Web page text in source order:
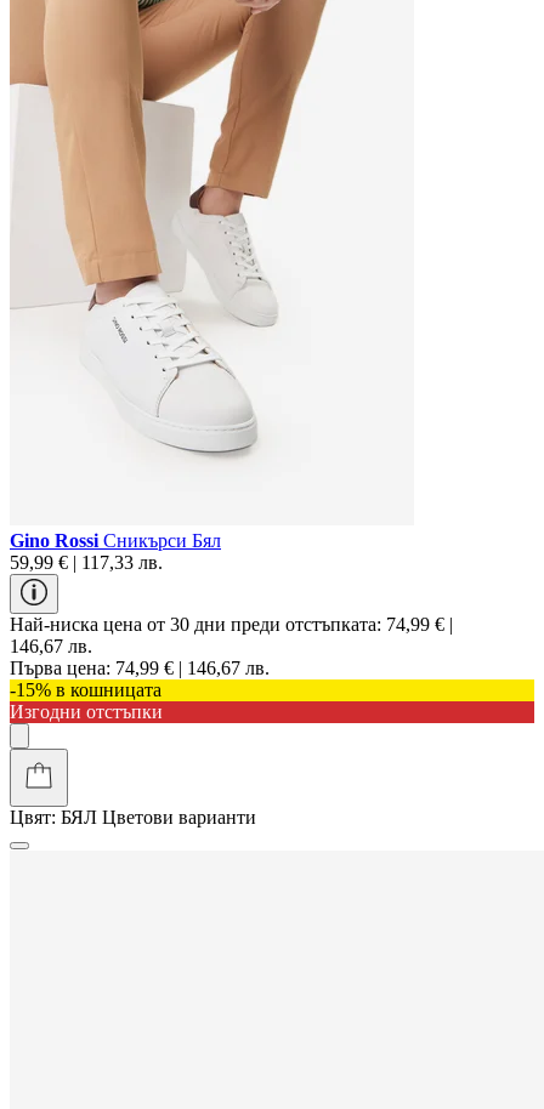
Gino Rossi Сникърси Бял
59,99 € | 117,33 лв.
Най-ниска цена от 30 дни преди отстъпката: 74,99 € |
146,67 лв.
Първа цена: 74,99 € | 146,67 лв.
-15% в кошницата
Изгодни отстъпки
Цвят: БЯЛ Цветови варианти